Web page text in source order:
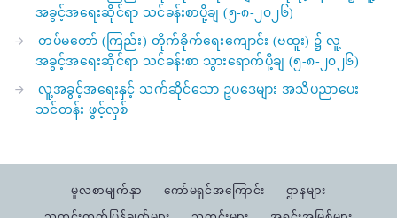
အခွင့်အရေးဆိုင်ရာ သင်ခန်းစာပို့ချ (၅-၈-၂၀၂၆)
တပ်မတော် (ကြည်း) တိုက်ခိုက်ရေးကျောင်း (ဗထူး) ၌ လူ့
အခွင့်အရေးဆိုင်ရာ သင်ခန်းစာ သွားရောက်ပို့ချ (၅-၈-၂၀၂၆)
လူ့အခွင့်အရေးနှင့် သက်ဆိုင်သော ဥပဒေများ အသိပညာပေး
သင်တန်း ဖွင့်လှစ်
မူလစာမျက်နှာ ကော်မရှင်အကြောင်း
ဌာနများ